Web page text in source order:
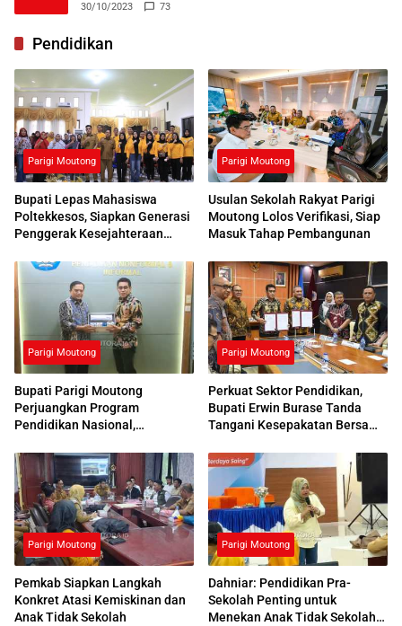
30/10/2023 73
Pendidikan
Parigi Moutong
Bupati Lepas Mahasiswa
Poltekkesos, Siapkan Generasi
Penggerak Kesejahteraan
Parigi Moutong
Usulan Sekolah Rakyat Parigi
Moutong Lolos Verifikasi, Siap
Masuk Tahap Pembangunan
Parigi Moutong
Bupati Parigi Moutong
Perjuangkan Program
Pendidikan Nasional,
Respons Positif
Parigi Moutong
Perkuat Sektor Pendidikan,
Bupati Erwin Burase Tanda
Tangani Kesepakatan Bersama
Parigi Moutong
Pemkab Siapkan Langkah
Konkret Atasi Kemiskinan dan
Anak Tidak Sekolah
Parigi Moutong
Dahniar: Pendidikan Pra-
Sekolah Penting untuk
Menekan Anak Tidak Sekolah